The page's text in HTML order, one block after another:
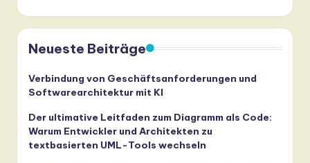
Neueste Beiträge
Verbindung von Geschäftsanforderungen und
Softwarearchitektur mit KI
Der ultimative Leitfaden zum Diagramm als Code:
Warum Entwickler und Architekten zu
textbasierten UML-Tools wechseln